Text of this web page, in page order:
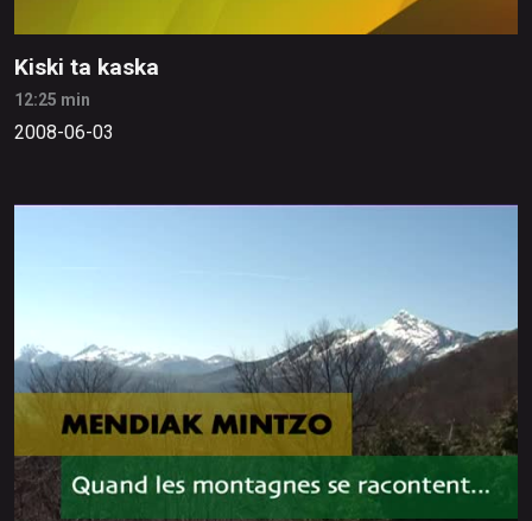
Kiski ta kaska
12:25 min
2008-06-03